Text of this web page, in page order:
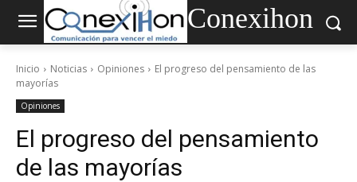
Conexihon
Inicio Noticias Opiniones
El progreso del pensamiento de las
mayorías
Opiniones
El progreso del pensamiento
de las mayorías